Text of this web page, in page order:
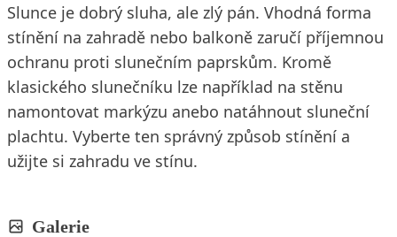
Slunce je dobrý sluha, ale zlý pán. Vhodná forma
stínění na zahradě nebo balkoně zaručí příjemnou
ochranu proti slunečním paprskům. Kromě
klasického slunečníku lze například na stěnu
namontovat markýzu anebo natáhnout sluneční
plachtu. Vyberte ten správný způsob stínění a
užijte si zahradu ve stínu.
Galerie